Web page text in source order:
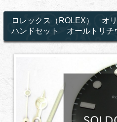
ロレックス（ROLEX） オ
ハンドセット オールトリ